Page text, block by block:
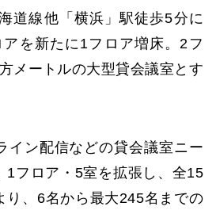
道線他「横浜」駅徒歩5分に
を新たに1フロア増床。2フ
メートルの大型貸会議室とす
ン配信などの貸会議室ニー
1フロア・5室を拡張し、全15
り、6名から最大245名までの